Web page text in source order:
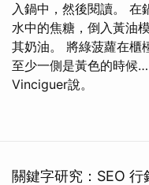
入鍋中，然後閱讀。 在
水中的焦糖，倒入黃油
其奶油。 將綠菠蘿在櫃
至少一側是黃色的時候
Vinciguer說。
關鍵字研究：SEO